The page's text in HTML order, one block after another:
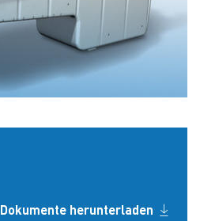
Dokumente herunterladen